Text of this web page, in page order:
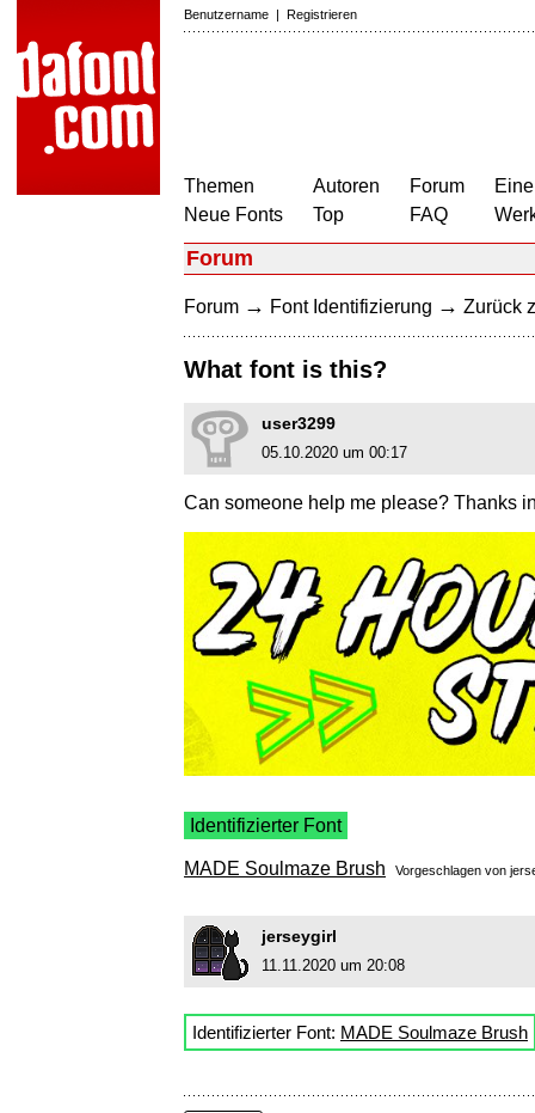
Benutzername | Registrieren
Themen
Neue Fonts
Autoren
Top
Forum
FAQ
Forum
Forum → Font Identifizierung → Zurück
What font is this?
user3299
05.10.2020 um 00:17
Can someone help me please? Thanks
Identifizierter Font
MADE Soulmaze Brush Vorgeschlagen von
jerseygirl
11.11.2020 um 20:08
Identifizierter Font: MADE Soulmaze Brush